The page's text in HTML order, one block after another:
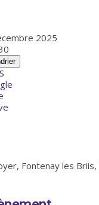
2025
Fontenay les Briis,